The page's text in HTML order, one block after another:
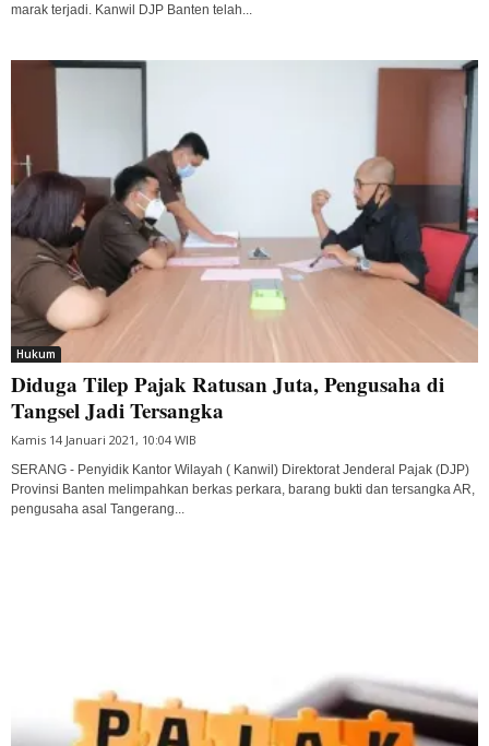
marak terjadi. Kanwil DJP Banten telah...
Hukum
Diduga Tilep Pajak Ratusan Juta, Pengusaha di
Tangsel Jadi Tersangka
Kamis 14 Januari 2021, 10:04 WIB
SERANG - Penyidik Kantor Wilayah ( Kanwil) Direktorat Jenderal Pajak (DJP)
Provinsi Banten melimpahkan berkas perkara, barang bukti dan tersangka AR,
pengusaha asal Tangerang...